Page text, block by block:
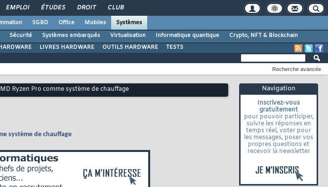
EMPLOI ÉTUDES DROIT CLUB
SGBD Office Mobiles
Systèmes
Sécurité Systèmes embarqués Virtualisation Informatique quantique
Crypto, NFT & Blockchain
LIVRES HARDWARE OUTILS HARDWARE TESTS
Navigation
Inscrivez-vous
gratuitement
pour pouvoir participer,
suivre les réponses en
temps réel, voter pour
les messages, poser vos
propres questions et
recevoir la newsletter
Recherche avancée
Ryzen Pro comme système de chauffage
système de chauffage